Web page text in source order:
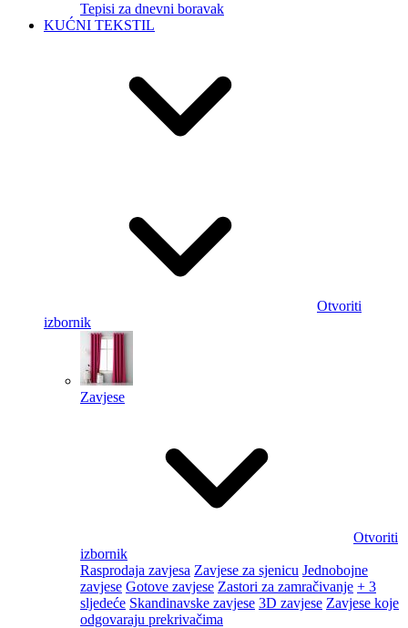
Tepisi za dnevni boravak
KUĆNI TEKSTIL
Otvoriti
izbornik
Zavjese
Otvoriti
izbornik
Rasprodaja zavjesa Zavjese za sjenicu Jednobojne
zavjese Gotove zavjese Zastori za zamračivanje + 3
sljedeće Skandinavske zavjese 3D zavjese Zavjese koje
odgovaraju prekrivačima